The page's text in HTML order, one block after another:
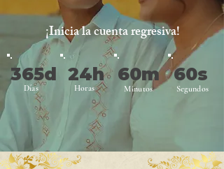
¡Inicia la cuenta regresiva!
Días Horas Minutos Segundos
365d 24h 60m 60s